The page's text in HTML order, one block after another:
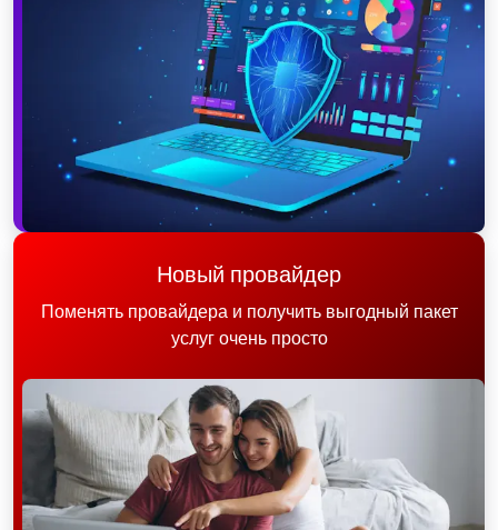
Новый провайдер
Поменять провайдера и получить выгодный пакет
услуг очень просто